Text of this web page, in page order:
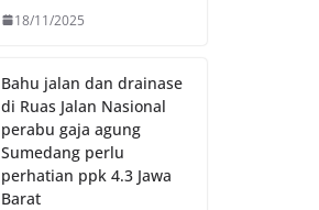
18/11/2025
Bahu jalan dan drainase
di Ruas Jalan Nasional
perabu gaja agung
Sumedang perlu
perhatian ppk 4.3 Jawa
Barat